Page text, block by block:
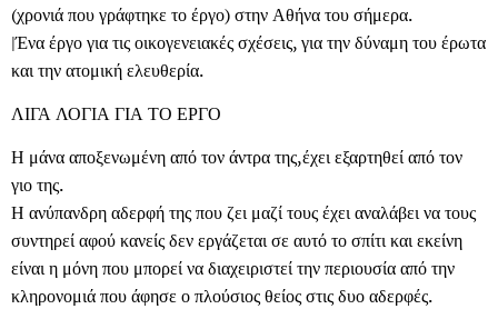
(χρονιά που γράφτηκε το έργο) στην Αθήνα του σήμερα.
|Ένα έργο για τις οικογενειακές σχέσεις, για την δύναμη του έρωτα
και την ατομική ελευθερία.
ΛΙΓΑ ΛΟΓΙΑ ΓΙΑ ΤΟ ΕΡΓΟ
Η μάνα αποξενωμένη από τον άντρα της,έχει εξαρτηθεί από τον
γιο της.
Η ανύπανδρη αδερφή της που ζει μαζί τους έχει αναλάβει να τους
συντηρεί αφού κανείς δεν εργάζεται σε αυτό το σπίτι και εκείνη
είναι η μόνη που μπορεί να διαχειριστεί την περιουσία από την
κληρονομιά που άφησε ο πλούσιος θείος στις δυο αδερφές.